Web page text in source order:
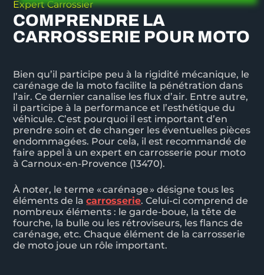
Expert Carrossier
COMPRENDRE LA
CARROSSERIE POUR MOTO
Bien qu’il participe peu à la rigidité mécanique, le
carénage de la moto facilite la pénétration dans
l’air. Ce dernier canalise les flux d’air. Entre autre,
il participe à la performance et l’esthétique du
véhicule. C’est pourquoi il est important d’en
prendre soin et de changer les éventuelles pièces
endommagées. Pour cela, il est recommandé de
faire appel à un expert en carrosserie pour moto
à Carnoux-en-Provence (13470).
À noter, le terme « carénage » désigne tous les
éléments de lacarrosserie. Celui-ci comprend de
nombreux éléments : le garde-boue, la tête de
fourche, la bulle ou les rétroviseurs, les flancs de
carénage, etc. Chaque élément de la carrosserie
de moto joue un rôle important.